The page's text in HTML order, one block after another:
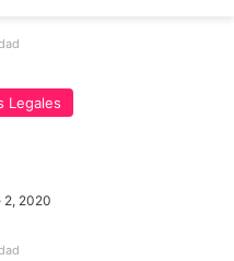
Legales
2, 2020